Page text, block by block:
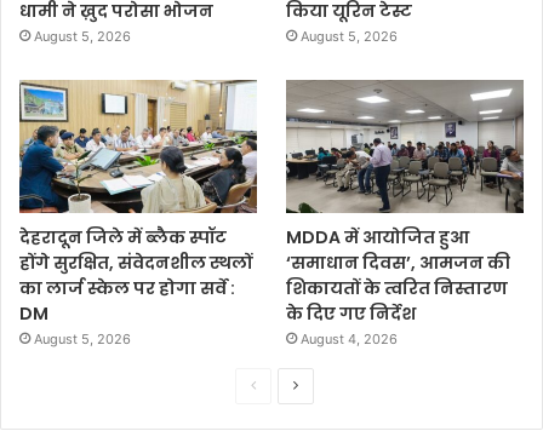
धामी ने ख़ुद परोसा भोजन
August 5, 2026
किया यूरिन टेस्ट
August 5, 2026
देहरादून जिले में ब्लैक स्पॉट
होंगे सुरक्षित, संवेदनशील स्थलों
का लार्ज स्केल पर होगा सर्वे :
DM
August 5, 2026
MDDA में आयोजित हुआ
‘समाधान दिवस’, आमजन की
शिकायतों के त्वरित निस्तारण
के दिए गए निर्देश
August 4, 2026